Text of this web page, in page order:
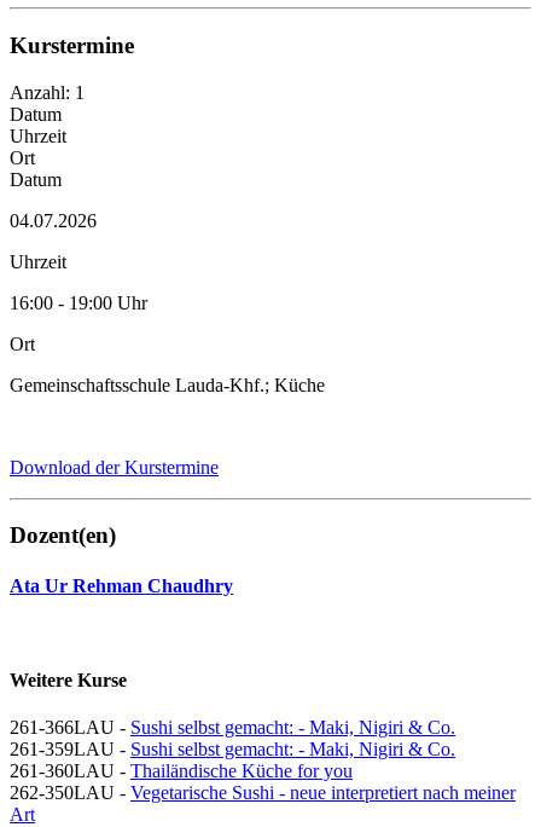
Kurstermine
Anzahl: 1
Datum
Uhrzeit
Ort
Datum
04.07.2026
Uhrzeit
16:00 - 19:00 Uhr
Ort
Gemeinschaftsschule Lauda-Khf.; Küche
Download der Kurstermine
Dozent(en)
Ata Ur Rehman Chaudhry
Weitere Kurse
261-366LAU - Sushi selbst gemacht: - Maki, Nigiri & Co.
261-359LAU - Sushi selbst gemacht: - Maki, Nigiri & Co.
261-360LAU - Thailändische Küche for you
262-350LAU - Vegetarische Sushi - neue interpretiert nach meiner
Art